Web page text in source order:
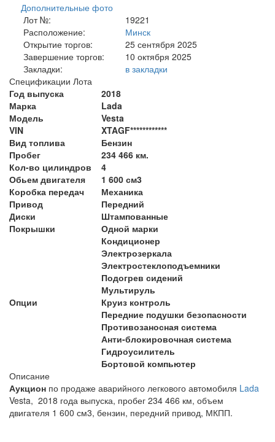
Дополнительные фото
Лот №:
19221
Расположение:
Минск
Открытие торгов:
25 сентября 2025
Завершение торгов:
10 октября 2025
Закладки:
в закладки
Спецификации Лота
Год выпуска
2018
Марка
Lada
Модель
Vesta
VIN
XTAGF************
Вид топлива
Бензин
Пробег
234 466 км.
Кол-во цилиндров
4
Обьем двигателя
1 600 см3
Коробка передач
Механика
Привод
Передний
Диски
Штампованные
Покрышки
Одной марки
Опции
Кондиционер
Электрозеркала
Электростеклоподъемники
Подогрев сидений
Мультируль
Круиз контроль
Передние подушки безопасности
Противозаносная система
Анти-блокировочная система
Гидроусилитель
Бортовой компьютер
Описание
Аукцион по продаже аварийного легкового автомобиля Lada
Vesta, 2018 года выпуска, пробег 234 466 км, объем
двигателя 1 600 см3, бензин, передний привод, МКПП.